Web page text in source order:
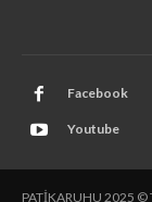
Facebook
Youtube
PATİKARUHU 2025 ©